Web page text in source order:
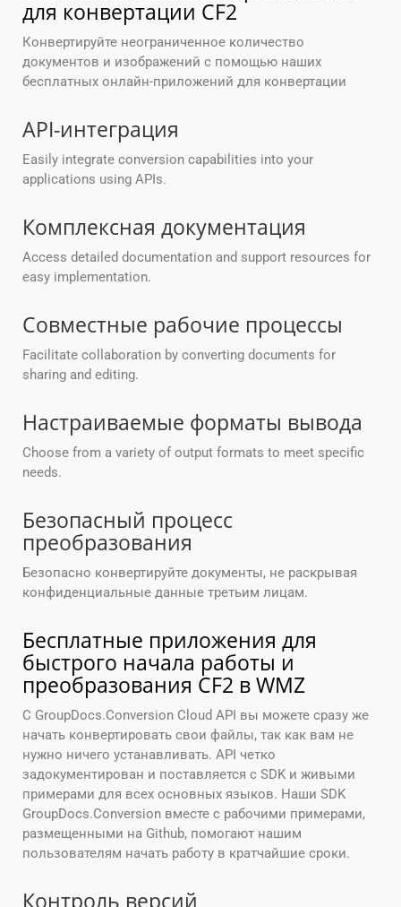
для конвертации CF2
Конвертируйте неограниченное количество
документов и изображений с помощью наших
бесплатных онлайн-приложений для конвертации
API-интеграция
Easily integrate conversion capabilities into your
applications using APIs.
Комплексная документация
Access detailed documentation and support resources for
easy implementation.
Совместные рабочие процессы
Facilitate collaboration by converting documents for
sharing and editing.
Настраиваемые форматы вывода
Choose from a variety of output formats to meet specific
needs.
Безопасный процесс
преобразования
Безопасно конвертируйте документы, не раскрывая
конфиденциальные данные третьим лицам.
Бесплатные приложения для
быстрого начала работы и
преобразования CF2 в WMZ
С GroupDocs.Conversion Cloud API вы можете сразу же
начать конвертировать свои файлы, так как вам не
нужно ничего устанавливать. API четко
задокументирован и поставляется с SDK и живыми
примерами для всех основных языков. Наши SDK
GroupDocs.Conversion вместе с рабочими примерами,
размещенными на Github, помогают нашим
пользователям начать работу в кратчайшие сроки.
Контроль версий